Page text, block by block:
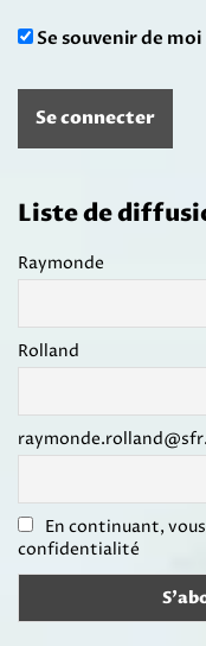
Se souvenir de moi
Liste de
Raymonde
Rolland
En continuant,
confidentialité